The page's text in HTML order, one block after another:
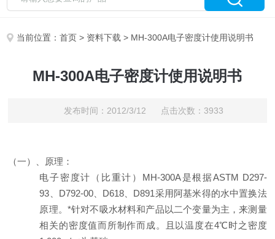
当前位置：首页 > 资料下载 > MH-300A电子密度计使用说明书
MH-300A电子密度计使用说明书
发布时间：2012/3/12 点击次数：3933
（一）、原理：
电子密度计（比重计） MH-300A是根据ASTM D297-
93
D792-00、 D618 D891采用阿基米得的水中置换法
原理。 *针对不吸水材料和产品以二个变量为主，来测量
相关的密度值而所制作而成。且以温度在4℃时之密度